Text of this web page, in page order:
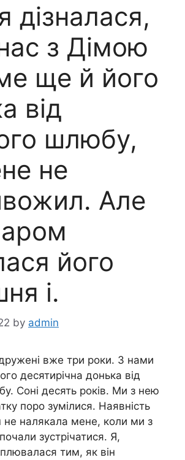
дізналася,
з Дімою
ще й його
від
шлюбу,
не
Але
його
і.
by admin
вже три роки. З нами
десятирічна донька від
Соні десять років. Ми з нею
поро зумілися. Наявність
не налякала мене, коли ми з
зустрічатися. Я,
тим, як він